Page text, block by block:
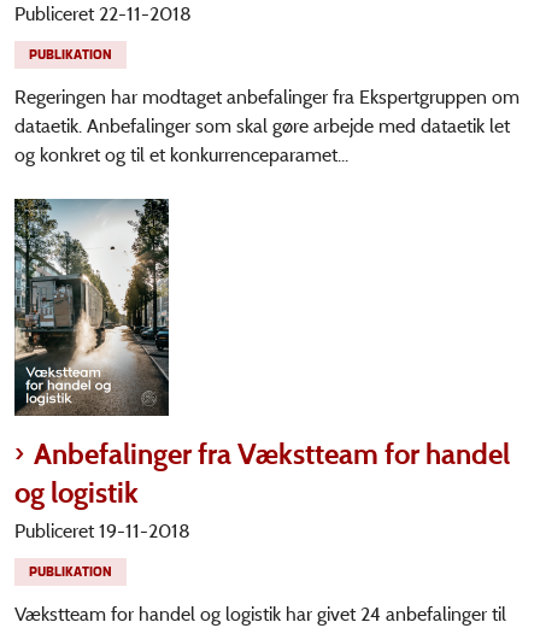
Publiceret 22-11-2018
PUBLIKATION
Regeringen har modtaget anbefalinger fra Ekspertgruppen om
dataetik. Anbefalinger som skal gøre arbejde med dataetik let
og konkret og til et konkurrenceparamet...
Anbefalinger fra Vækstteam for handel
og logistik
Publiceret 19-11-2018
PUBLIKATION
Vækstteam for handel og logistik har givet 24 anbefalinger til